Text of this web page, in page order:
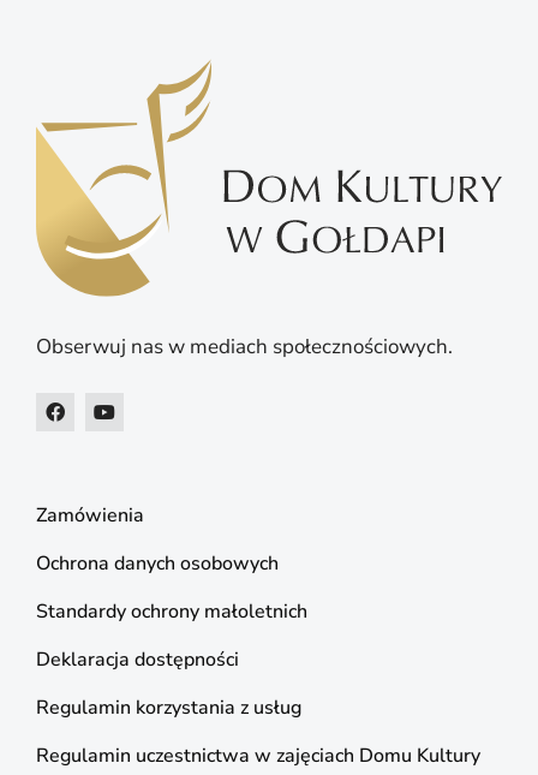
Obserwuj nas w mediach społecznościowych.
Zamówienia
Ochrona danych osobowych
Standardy ochrony małoletnich
Deklaracja dostępności
Regulamin korzystania z usług
Regulamin uczestnictwa w zajęciach Domu Kultury